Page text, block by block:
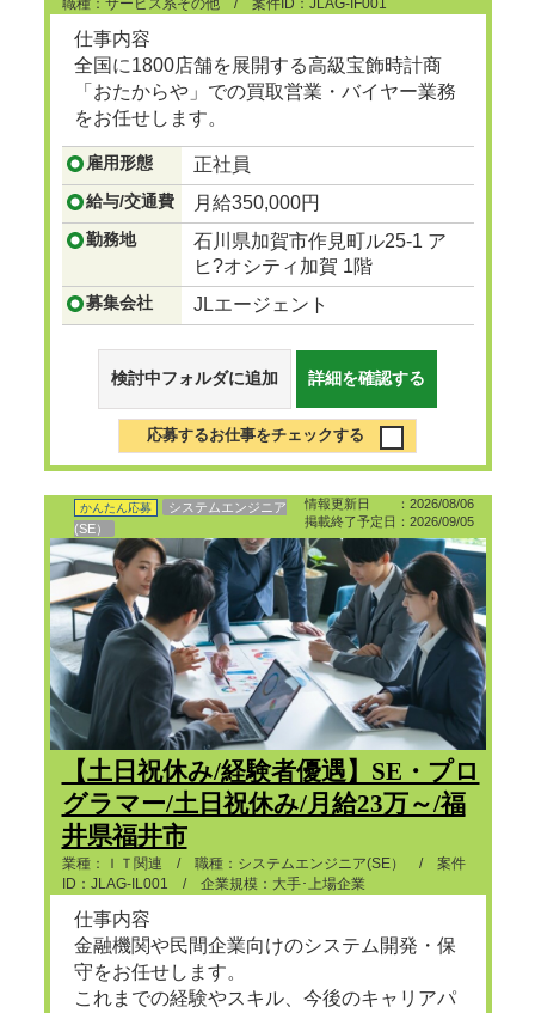
職種：サービス系その他 / 案件ID：JLAG-IF001
仕事内容
全国に1800店舗を展開する高級宝飾時計商
「おたからや」での買取営業・バイヤー業務
をお任せします。
...つづきを見る
雇用形態 正社員
給与/交通費 月給350,000円
勤務地
石川県加賀市作見町ル25-1 ア
ヒ?オシティ加賀 1階
募集会社 JLエージェント
検討中フォルダに追加 詳細を確認する
応募するお仕事をチェックする
情報更新日 ：2026/08/06
掲載終了予定日：2026/09/05
かんたん応募
システムエンジニア
(SE）
【土日祝休み/経験者優遇】SE・プロ
グラマー/土日祝休み/月給23万～/福
井県福井市
業種：ＩＴ関連 / 職種：システムエンジニア(SE） / 案件
ID：JLAG-IL001 / 企業規模：大手･上場企業
仕事内容
金融機関や民間企業向けのシステム開発・保
守をお任せします。
これまでの経験やスキル、今後のキャリアパ